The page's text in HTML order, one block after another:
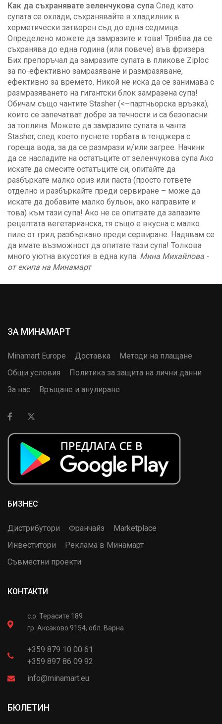
Как да съхранявате зеленчукова супа След като
супата се охлади, съхранявайте в хладилник в
херметически затворен съд до една седмица.
Определено можете да замразите и това! Трябва да се
съхранява до една година (или повече) във фризера.
Бих препоръчал да замразите супата в пликове Ziploc
за по-ефективно замразяване и размразяване,
ефективно за времето. Никой не иска да се занимава с
размразяването на гигантски блок замразена супа!
Обичам също чантите Stasher (<–партньорска връзка),
които се запечатват добре за течности и са безопасни
за топлина. Можете да замразите супата в чанта
Stasher, след което пуснете торбата в тенджера с
гореща вода, за да се размрази и/или загрее. Начини
да се насладите на остатъците от зеленчукова супа Ако
искате да смесите остатъците си, опитайте да
разбъркате малко ориз или паста (просто гответе
отделно и разбъркайте преди сервиране – може да
искате да добавите малко бульон, ако направите и
това) към тази супа! Ако не се опитвате да запазите
рецептата вегетарианска, тя също е вкусна с малко
пиле от грил, разбъркано преди сервиране. Надявам се
да имате възможност да опитате тази супа! Толкова
много уютна вкусотия в една купа. Мина Михайлова -
от екипа на Минамарт
ЗА МИНАМАРТ
Minamart Europe Доставка
Методи на плащане
Общи условия
Политика за защита на лични данни
За нас
Връщане и анулиране
БИЗНЕС
Дистрибутори Франчайз
Marketplace
Инвеститори
Реклама в Минамарт
Съвместни проекти
КОНТАКТИ
с.о. Терасите 189
гр. Аксаково 9154, обл. Варна
+359 879 10 00 61
+359 897 86 09 92
info@minamart.eu
БЮЛЕТИН